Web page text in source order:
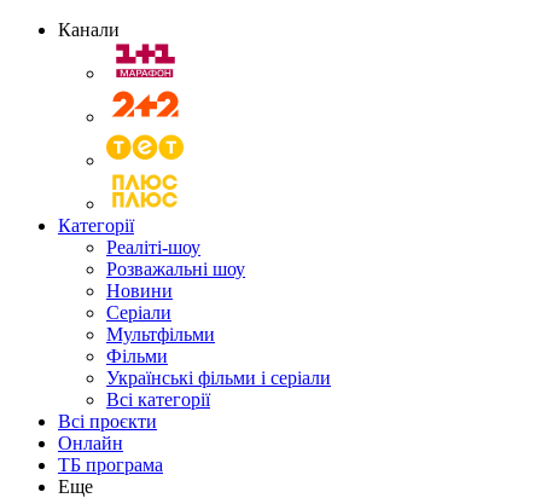
Канали
Категорії
Реаліті-шоу
Розважальні шоу
Новини
Серіали
Мультфільми
Фільми
Українські фільми і серіали
Всі категорії
Всі проєкти
Онлайн
ТБ програма
Еще